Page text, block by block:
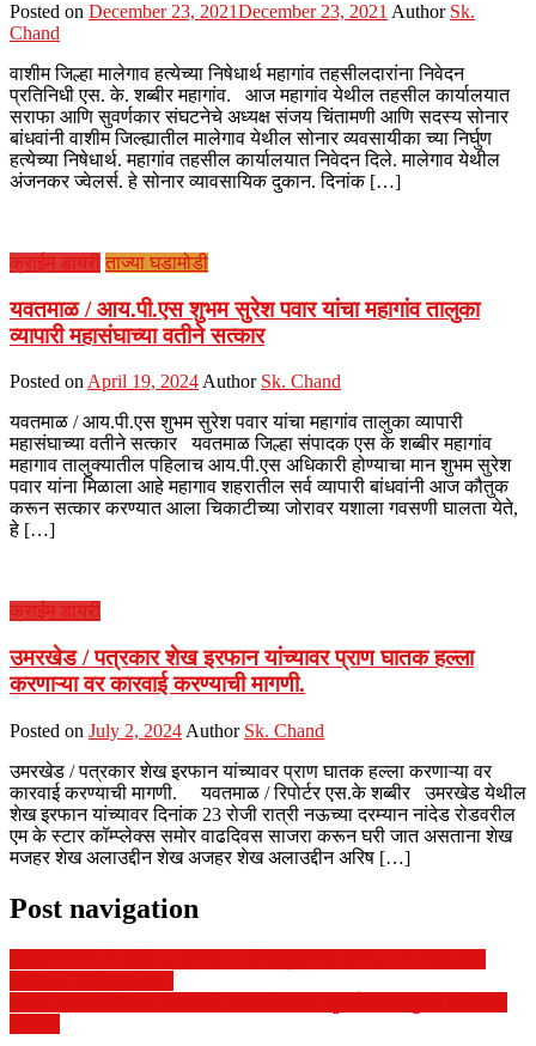
Posted on December 23, 2021December 23, 2021 Author Sk.
Chand
वाशीम जिल्हा मालेगाव हत्येच्या निषेधार्थ महागांव तहसीलदारांना निवेदन
प्रतिनिधी एस. के. शब्बीर महागांव. आज महागांव येथील तहसील कार्यालयात
सराफा आणि सुवर्णकार संघटनेचे अध्यक्ष संजय चिंतामणी आणि सदस्य सोनार
बांधवांनी वाशीम जिल्ह्यातील मालेगाव येथील सोनार व्यवसायीका च्या निर्घुण
हत्येच्या निषेधार्थ. महागांव तहसील कार्यालयात निवेदन दिले. मालेगाव येथील
अंजनकर ज्वेलर्स. हे सोनार व्यावसायिक दुकान. दिनांक […]
क्राईम डायरी ताज्या घडामोडी
यवतमाळ / आय.पी.एस शुभम सुरेश पवार यांचा महागांव तालुका
व्यापारी महासंघाच्या वतीने सत्कार
Posted onApril 19, 2024Author Sk. Chand
यवतमाळ / आय.पी.एस शुभम सुरेश पवार यांचा महागांव तालुका व्यापारी
महासंघाच्या वतीने सत्कार यवतमाळ जिल्हा संपादक एस के शब्बीर महागांव
महागाव तालुक्यातील पहिलाच आय.पी.एस अधिकारी होण्याचा मान शुभम सुरेश
पवार यांना मिळाला आहे महागाव शहरातील सर्व व्यापारी बांधवांनी आज कौतुक
करून सत्कार करण्यात आला चिकाटीच्या जोरावर यशाला गवसणी घालता येते,
हे […]
क्राईम डायरी
उमरखेड / पत्रकार शेख इरफान यांच्यावर प्राण घातक हल्ला
करणाऱ्या वर कारवाई करण्याची मागणी.
Posted on July 2, 2024 Author Sk. Chand
उमरखेड / पत्रकार शेख इरफान यांच्यावर प्राण घातक हल्ला करणाऱ्या वर
कारवाई करण्याची मागणी. यवतमाळ / रिपोर्टर एस.के शब्बीर उमरखेड येथील
शेख इरफान यांच्यावर दिनांक 23 रोजी रात्री नऊच्या दरम्यान नांदेड रोडवरील
एम के स्टार कॉम्प्लेक्स समोर वाढदिवस साजरा करून घरी जात असताना शेख
मजहर शेख अलाउद्दीन शेख अजहर शेख अलाउद्दीन अरिष […]
Post navigation